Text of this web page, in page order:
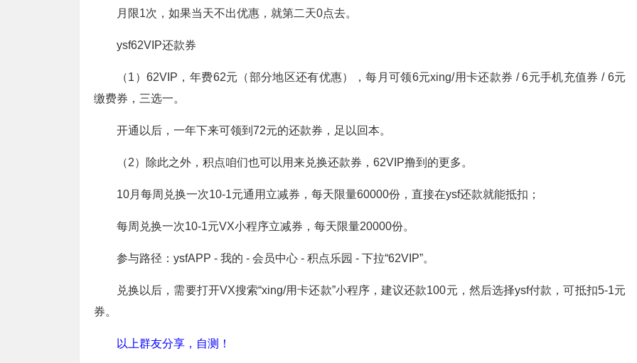
月限1次，如果当天不出优惠，就第二天0点去。
ysf62VIP还款券
（1）62VIP，年费62元（部分地区还有优惠），每月可领6元xing/用卡还款券 / 6元手机充值券 / 6元
缴费券，三选一。
开通以后，一年下来可领到72元的还款券，足以回本。
（2）除此之外，积点咱们也可以用来兑换还款券，62VIP撸到的更多。
10月每周兑换一次10-1元通用立减券，每天限量60000份，直接在ysf还款就能抵扣；
每周兑换一次10-1元VX小程序立减券，每天限量20000份。
参与路径：ysfAPP - 我的 - 会员中心 - 积点乐园 - 下拉“62VIP”。
兑换以后，需要打开VX搜索“xing/用卡还款”小程序，建议还款100元，然后选择ysf付款，可抵扣5-1元
券。
以上群友分享，自测！